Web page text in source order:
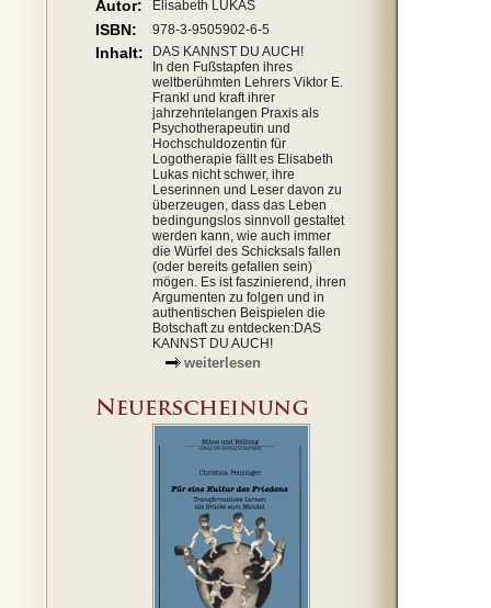
Autor:
Elisabeth LUKAS
ISBN: 978-3-9505902-6-5
Inhalt:
DAS KANNST DU AUCH!
In den Fußstapfen ihres
weltberühmten Lehrers Viktor E.
Frankl und kraft ihrer
jahrzehntelangen Praxis als
Psychotherapeutin und
Hochschuldozentin für
Logotherapie fällt es Elisabeth
Lukas nicht schwer, ihre
Leserinnen und Leser davon zu
überzeugen, dass das Leben
bedingungslos sinnvoll gestaltet
werden kann, wie auch immer
die Würfel des Schicksals fallen
(oder bereits gefallen sein)
mögen. Es ist faszinierend, ihren
Argumenten zu folgen und in
authentischen Beispielen die
Botschaft zu entdecken:DAS
KANNST DU AUCH!
weiterlesen